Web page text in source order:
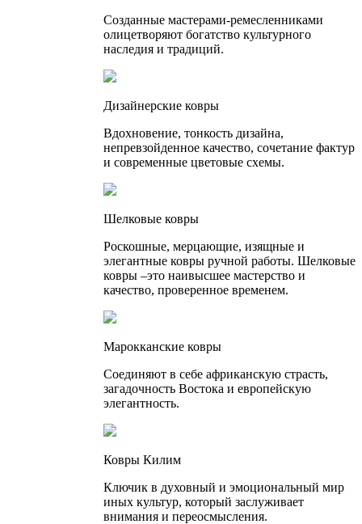
Созданные мастерами-ремесленниками
олицетворяют богатство культурного
наследия и традиций.
Дизайнерские ковры
Вдохновение, тонкость дизайна,
непревзойденное качество, сочетание фактур
и современные цветовые схемы.
Шелковые ковры
Роскошные, мерцающие, изящные и
элегантные ковры ручной работы. Шелковые
ковры –это наивысшее мастерство и
качество, проверенное временем.
Марокканские ковры
Соединяют в себе африканскую страсть,
загадочность Востока и европейскую
элегантность.
Ковры Килим
Ключик в духовный и эмоциональный мир
иных культур, который заслуживает
внимания и переосмысления.